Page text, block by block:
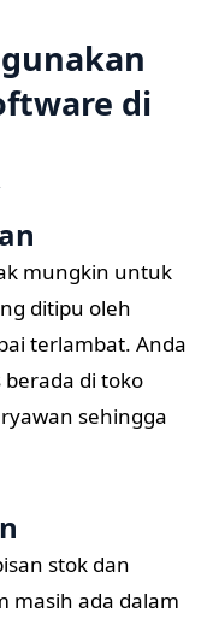
di
mungkin untuk
ditipu oleh
terlambat. Anda
di toko
sehingga
stok dan
masih ada dalam